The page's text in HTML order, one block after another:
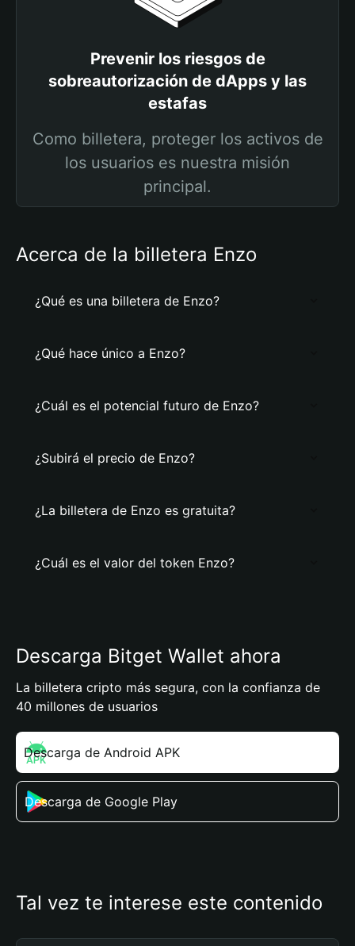
Prevenir los riesgos de
sobreautorización de dApps y las
estafas
Como billetera, proteger los activos de
los usuarios es nuestra misión
principal.
Acerca de la billetera Enzo
¿Qué es una billetera de Enzo?
¿Qué hace único a Enzo?
¿Cuál es el potencial futuro de Enzo?
¿Subirá el precio de Enzo?
¿La billetera de Enzo es gratuita?
¿Cuál es el valor del token Enzo?
Descarga Bitget Wallet ahora
La billetera cripto más segura, con la confianza de
40 millones de usuarios
Descarga de Android APK
Descarga de Google Play
Tal vez te interese este contenido